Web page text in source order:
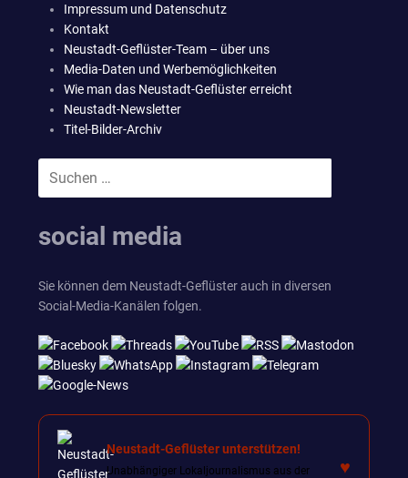
Impressum und Datenschutz
Kontakt
Neustadt-Geflüster-Team – über uns
Media-Daten und Werbemöglichkeiten
Wie man das Neustadt-Geflüster erreicht
Neustadt-Newsletter
Titel-Bilder-Archiv
social media
Sie können dem Neustadt-Geflüster auch in diversen
Social-Media-Kanälen folgen.
Neustadt-Geflüster unterstützen!
Unabhängiger Lokaljournalismus aus der ♥